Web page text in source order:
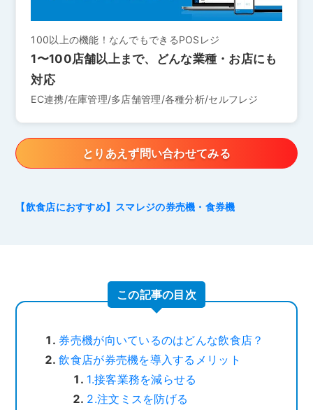
100以上の機能！なんでもできるPOSレジ
1〜100店舗以上まで、どんな業種・お店にも
対応
EC連携/在庫管理/多店舗管理/各種分析/セルフレジ
とりあえず問い合わせてみる
【飲食店におすすめ】スマレジの券売機・食券機
この記事の目次
券売機が向いているのはどんな飲食店？
飲食店が券売機を導入するメリット
1.接客業務を減らせる
2.注文ミスを防げる